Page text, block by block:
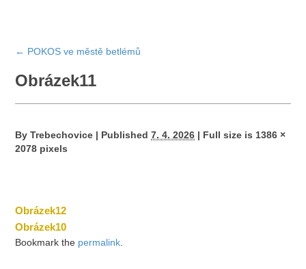
← POKOS ve městě betlémů
Obrázek11
By Trebechovice | Published 7. 4. 2026 | Full size is 1386 ×
2078 pixels
Obrázek12
Obrázek10
Bookmark the permalink